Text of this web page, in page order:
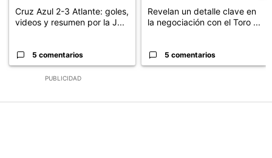
PUBLICIDAD
Cruz Azul 2-3 Atlante: goles,
videos y resumen por la J...
5 comentarios
Revelan un detalle clave en
la negociación con el Toro ...
5 comentarios